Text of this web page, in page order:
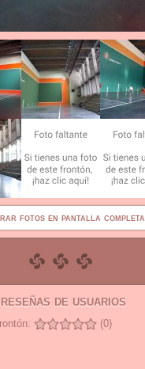
fotos en pantalla completa
de usuarios
(0)